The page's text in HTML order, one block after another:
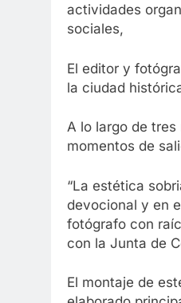
actividades
sociales,
El editor y
la ciudad
A lo largo de
momentos de
“La estética
devocional y en
fotógrafo con
con la Junta de
El montaje de